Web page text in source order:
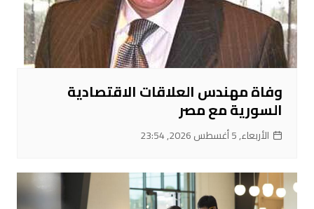
وفاة مهندس العلاقات الاقتصادية
السورية مع مصر
الأربعاء, 5 أغسطس 2026, 23:54